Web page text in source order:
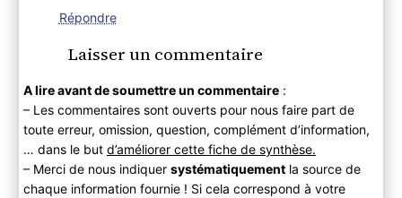
Répondre
Laisser un commentaire
A lire avant de soumettre un commentaire:
– Les commentaires sont ouverts pour nous faire part de
toute erreur, omission, question, complément d’information,
… dans le but d’améliorer cette fiche de synthèse.
– Merci de nous indiquer systématiquementla source de
chaque information fournie ! Si cela correspond à votre